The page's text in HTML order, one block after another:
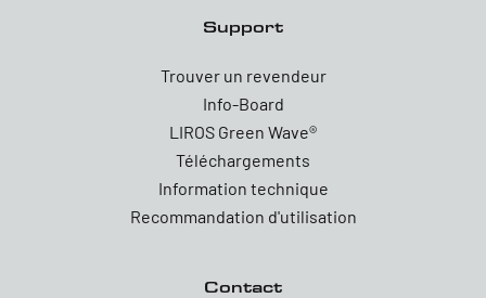
Support
Trouver un revendeur
Info-Board
LIROS Green Wave®
Téléchargements
Information technique
Recommandation d'utilisation
Contact